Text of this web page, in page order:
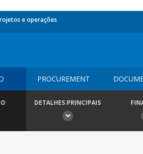
e operações
PROCUREMENT
DETALHES PRINCIPAIS